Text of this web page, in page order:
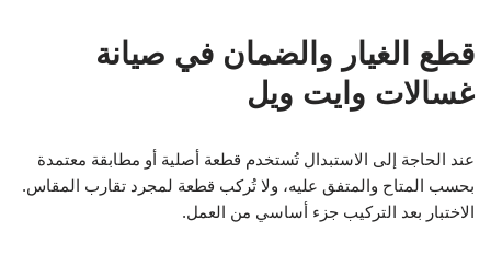
قطع الغيار والضمان في صيانة
غسالات وايت ويل
عند الحاجة إلى الاستبدال تُستخدم قطعة أصلية أو مطابقة معتمدة
بحسب المتاح والمتفق عليه، ولا تُركب قطعة لمجرد تقارب المقاس.
الاختبار بعد التركيب جزء أساسي من العمل.